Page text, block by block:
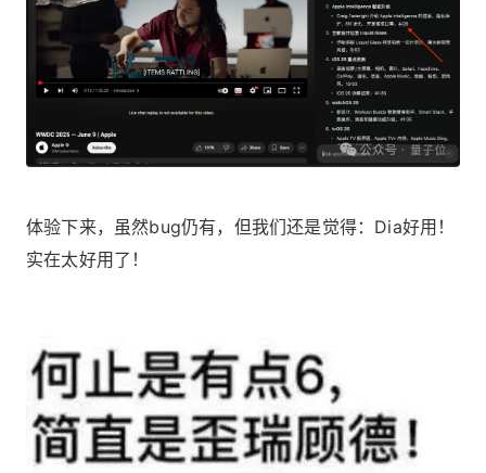
体验下来，虽然bug仍有，但我们还是觉得：Dia好用！
实在太好用了！